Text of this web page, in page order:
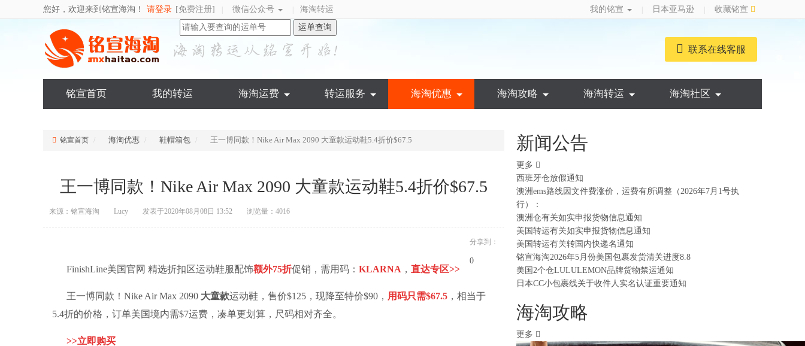
您好，欢迎来到铭宣海淘！ 请登录 [免费注册] 微信公众号 海淘转运 我的铭宣 日本亚马逊
收藏铭宣
运单查询
联系在线客服
铭宣首页 我的转运 海淘运费 转运服务 海淘优惠 海淘攻略 海淘转运 海淘社区
铭宣首页 海淘优惠 鞋帽箱包 王一博同款！Nike Air Max 2090 大童款运动鞋5.4折价$67.5
王一博同款！Nike Air Max 2090 大童款运动鞋5.4折价$67.5
来源：铭宣海淘 Lucy 发表于2020年08月08日 13:52 浏览量：4016
分享到：
0
FinishLine美国官网 精选折扣区运动鞋服配饰额外75折促销，需用码： KLARNA ， 直达专区>>
王一博同款！Nike Air Max 2090 大童款运动鞋，售价$125，现降至特价$90， 用码只需$67.5 ，相当于
5.4折的价格，订单美国境内需$7运费，凑单更划算，尺码相对齐全。
>>立即购买
新闻公告
更多
西班牙仓放假通知
澳洲ems路线因文件费涨价，运费有所调整（2026年7月1号执
行）：
澳洲仓有关如实申报货物信息通知
美国转运有关如实申报货物信息通知
美国转运有关转国内快递名通知
铭宣海淘2026年5月份美国包裹发货清关进度8.8
美国2个仓LULULEMON品牌货物禁运通知
日本CC小包裹线关于收件人实名认证重要通知
海淘攻略
更多